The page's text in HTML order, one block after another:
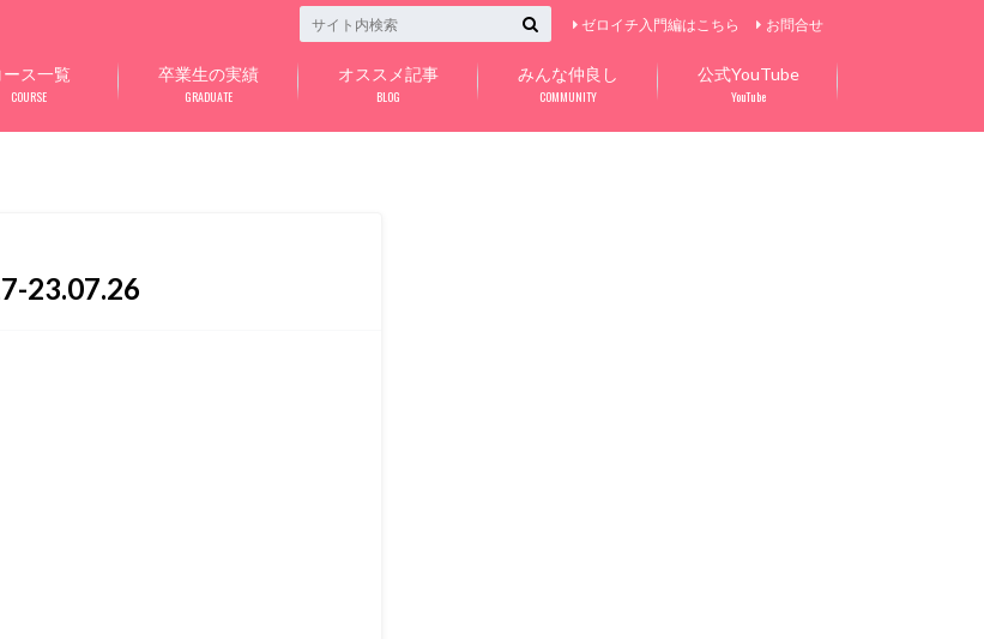
ゼロイチ入門編はこちら お問合せ
ース一覧
COURSE
卒業生の実績
GRADUATE
オススメ記事
BLOG
みんな仲良し
COMMUNITY
公式YouTube
YouTube
23.07.26